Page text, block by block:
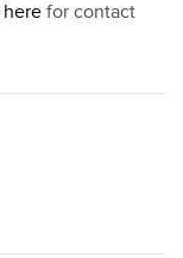
here for contact